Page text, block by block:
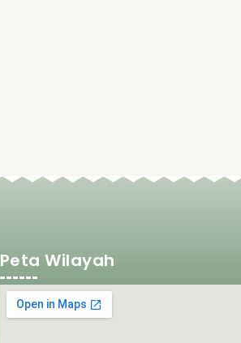
Peta Wilayah